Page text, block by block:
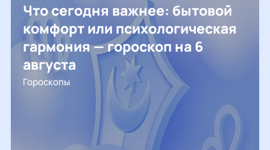
Что сегодня важнее: бытовой
комфорт или психологическая
гармония — гороскоп на 6
августа
Гороскопы